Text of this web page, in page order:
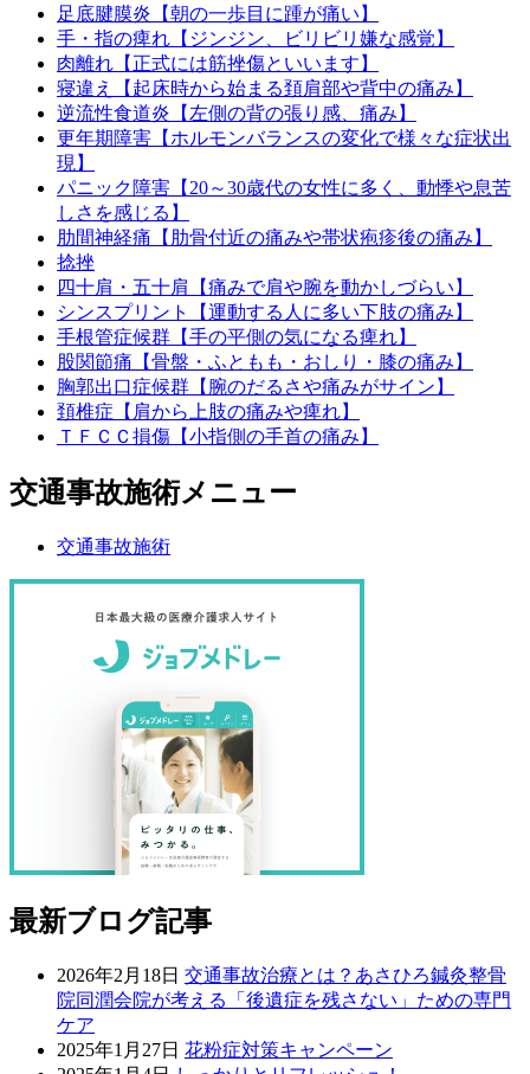
足底腱膜炎【朝の一歩目に踵が痛い】
手・指の痺れ【ジンジン、ビリビリ嫌な感覚】
肉離れ【正式には筋挫傷といいます】
寝違え【起床時から始まる頚肩部や背中の痛み】
逆流性食道炎【左側の背の張り感、痛み】
更年期障害【ホルモンバランスの変化で様々な症状出
現】
パニック障害【20～30歳代の女性に多く、動悸や息苦
しさを感じる】
肋間神経痛【肋骨付近の痛みや帯状疱疹後の痛み】
捻挫
四十肩・五十肩【痛みで肩や腕を動かしづらい】
シンスプリント【運動する人に多い下肢の痛み】
手根管症候群【手の平側の気になる痺れ】
股関節痛【骨盤・ふともも・おしり・膝の痛み】
胸郭出口症候群【腕のだるさや痛みがサイン】
頚椎症【肩から上肢の痛みや痺れ】
ＴＦＣＣ損傷【小指側の手首の痛み】
交通事故施術メニュー
交通事故施術
最新ブログ記事
2026年2月18日 交通事故治療とは？あさひろ鍼灸整骨
院同潤会院が考える「後遺症を残さない」ための専門
ケア
2025年1月27日 花粉症対策キャンペーン